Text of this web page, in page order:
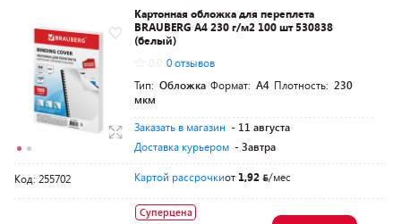
Картонная обложка для переплета
BRAUBERG A4 230 г/м2 100 шт 530838
(белый)
0 отзывов
Тип: Обложка Формат: A4 Плотность: 230
мкм
Заказать в магазин - 11 августа
Доставка курьером - Завтра
Код: 255702 Картой рассрочкиот 1,92 /мес
Суперцена